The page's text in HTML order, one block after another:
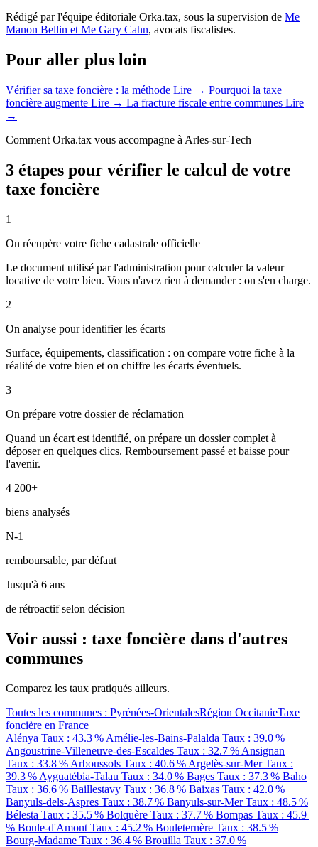
Rédigé par l'équipe éditoriale Orka.tax, sous la supervision de Me
Manon Bellin et Me Gary Cahn, avocats fiscalistes.
Pour aller plus loin
Vérifier sa taxe foncière : la méthode Lire → Pourquoi la taxe
foncière augmente Lire → La fracture fiscale entre communes Lire
→
Comment Orka.tax vous accompagne à Arles-sur-Tech
3 étapes pour vérifier le calcul de votre
taxe foncière
1
On récupère votre fiche cadastrale officielle
Le document utilisé par l'administration pour calculer la valeur
locative de votre bien. Vous n'avez rien à demander : on s'en charge.
2
On analyse pour identifier les écarts
Surface, équipements, classification : on compare votre fiche à la
réalité de votre bien et on chiffre les écarts éventuels.
3
On prépare votre dossier de réclamation
Quand un écart est identifié, on prépare un dossier complet à
déposer en quelques clics. Remboursement passé et baisse pour
l'avenir.
4 200+
biens analysés
N-1
remboursable, par défaut
Jusqu'à 6 ans
de rétroactif selon décision
Voir aussi : taxe foncière dans d'autres
communes
Comparez les taux pratiqués ailleurs.
Toutes les communes : Pyrénées-OrientalesRégion OccitanieTaxe
foncière en France
Alénya Taux : 43.3 % Amélie-les-Bains-Palalda Taux : 39.0 %
Angoustrine-Villeneuve-des-Escaldes Taux : 32.7 % Ansignan
Taux : 33.8 % Arboussols Taux : 40.6 % Argelès-sur-MerTaux :
39.3 % Ayguatébia-Talau Taux : 34.0 % Bages Taux : 37.3 % Baho
Taux : 36.6 % Baillestavy Taux : 36.8 % Baixas Taux : 42.0 %
Banyuls-dels-Aspres Taux : 38.7 % Banyuls-sur-MerTaux : 48.5 %
Bélesta Taux : 35.5 % Bolquère Taux : 37.7 % Bompas Taux : 45.9
% Boule-d'Amont Taux : 45.2 % Bouleternère Taux : 38.5 %
Bourg-Madame Taux : 36.4 % Brouilla Taux : 37.0 %